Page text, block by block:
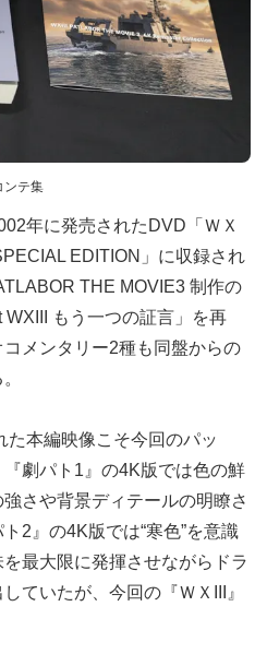
ンテ集
年に発売されたDVD「ＷＸ
EDITION」に収録され
THE MOVIE3 制作の
もう一つの証言」を再
メンタリー2種も同盤からの
た本編映像こそ今回のパッ
劇パト1』の4K版では色の鮮
さや背景ディテールの明瞭さ
2』の4K版では“寒色”を意識
最大限に発揮させながらドラ
ていたが、今回の『ＷＸIII』